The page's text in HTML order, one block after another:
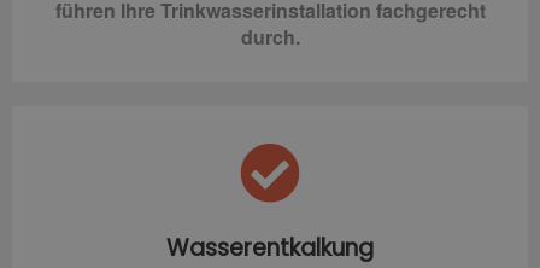
führen Ihre Trinkwasserinstallation fachgerecht
durch.
Wasserentkalkung